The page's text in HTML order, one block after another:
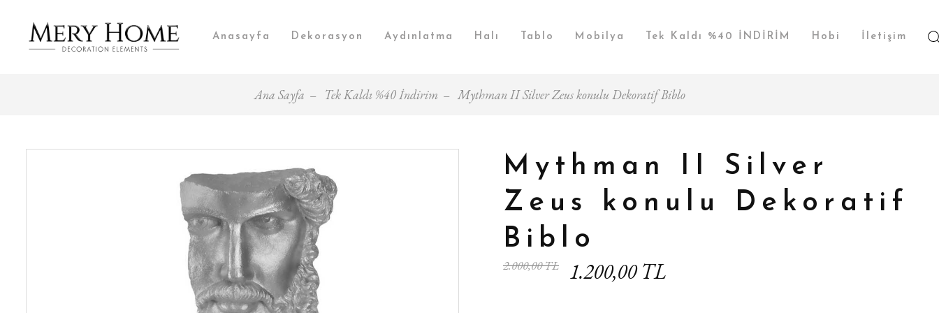
Anasayfa Dekorasyon Aydınlatma Halı Tablo Mobilya Tek Kaldı %40 İNDİRİM Hobi İletişim
Ana Sayfa Tek Kaldı %40 İndirim Mythman II Silver Zeus konulu Dekoratif Biblo
Mythman II Silver
Zeus konulu Dekoratif
Biblo
2.000,00 TL 1.200,00 TL